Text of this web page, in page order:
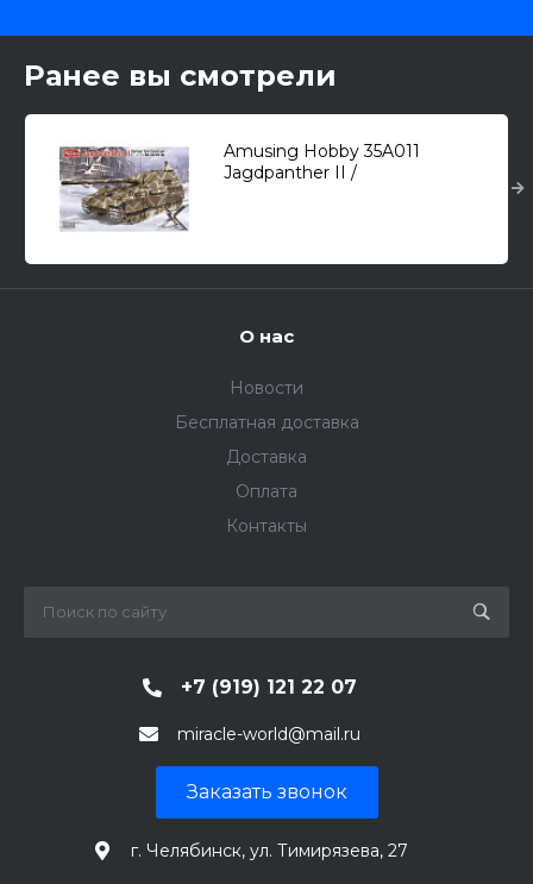
Ранее вы смотрели
Amusing Hobby 35A011
Jagdpanther II /
О нас
Новости
Бесплатная доставка
Доставка
Оплата
Контакты
+7 (919) 121 22 07
miracle-world@mail.ru
Заказать звонок
г. Челябинск, ул. Тимирязева, 27